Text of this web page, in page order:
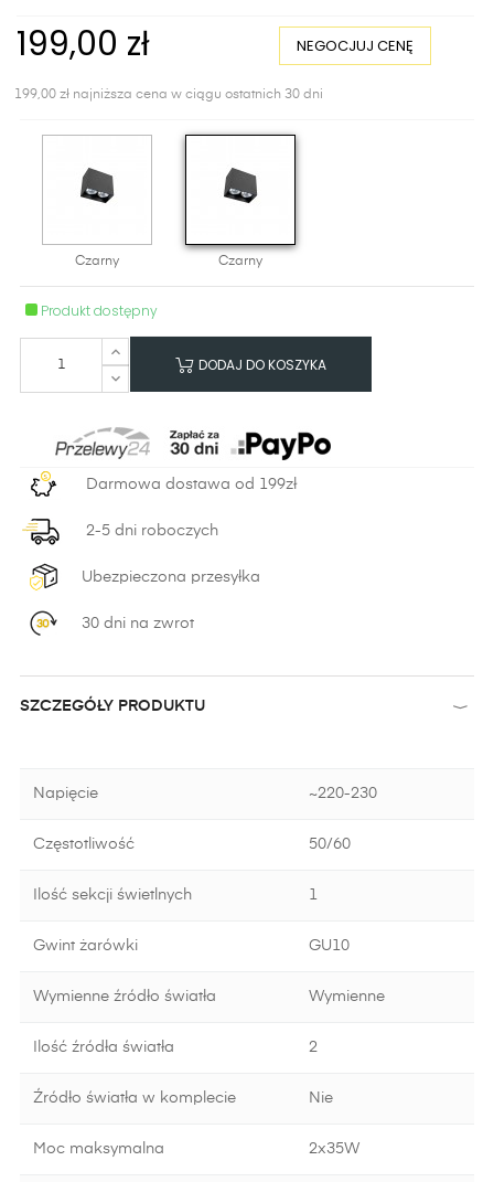
199,00 zł NEGOCJUJ CENĘ
199,00 zł najniższa cena w ciągu ostatnich 30 dni
Czarny Czarny
Produkt dostępny
DODAJ DO KOSZYKA
Darmowa dostawa od 199zł
2-5 dni roboczych
Ubezpieczona przesyłka
30 dni na zwrot
SZCZEGÓŁY PRODUKTU
Napięcie ~220-230
Częstotliwość 50/60
Ilość sekcji świetlnych 1
Gwint żarówki GU10
Wymienne źródło światła Wymienne
Ilość źródła światła 2
Źródło światła w komplecie Nie
Moc maksymalna 2x35W